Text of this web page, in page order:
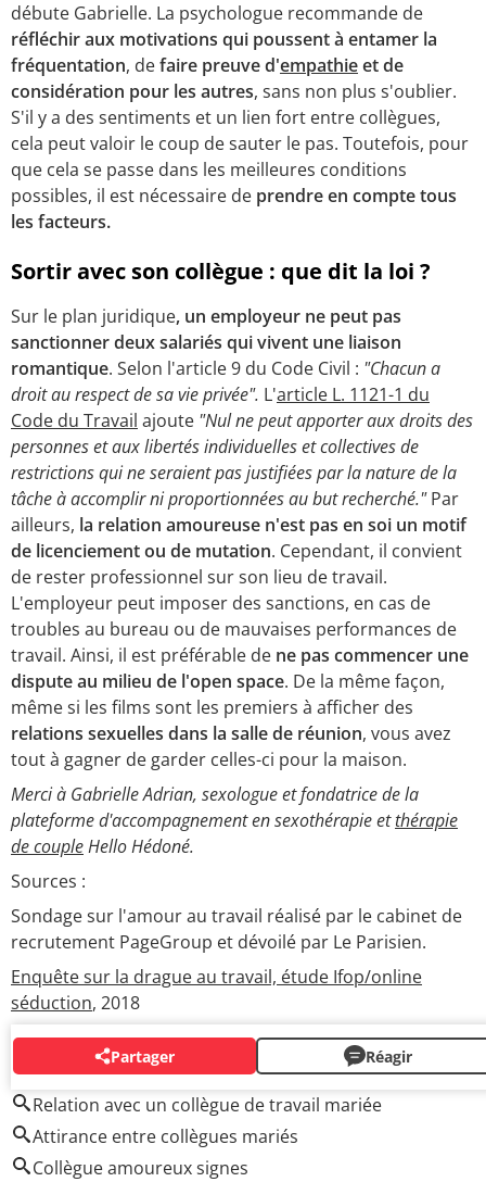
débute Gabrielle. La psychologue recommande de
réfléchir aux motivations qui poussent à entamer la
fréquentation, defaire preuve d'empathieet de
considération pour les autres, sans non plus s'oublier.
S'il y a des sentiments et un lien fort entre collègues,
cela peut valoir le coup de sauter le pas. Toutefois, pour
que cela se passe dans les meilleures conditions
possibles, il est nécessaire de prendre en compte tous
les facteurs.
Sortir avec son collègue : que dit la loi ?
Sur le plan juridique, un employeur ne peut pas
sanctionner deux salariés qui vivent une liaison
romantique. Selon l'article 9 du Code Civil : "Chacun a
droit au respect de sa vie privée". L'article L. 1121-1 du
Code du Travail ajoute "Nul ne peut apporter aux droits des
personnes et aux libertés individuelles et collectives de
restrictions qui ne seraient pas justifiées par la nature de la
tâche à accomplir ni proportionnées au but recherché."Par
ailleurs, la relation amoureuse n'est pas en soi un motif
de licenciement ou de mutation. Cependant, il convient
de rester professionnel sur son lieu de travail.
L'employeur peut imposer des sanctions, en cas de
troubles au bureau ou de mauvaises performances de
travail. Ainsi, il est préférable de ne pas commencer une
dispute au milieu de l'open space. De la même façon,
même si les films sont les premiers à afficher des
relations sexuelles dans la salle de réunion, vous avez
tout à gagner de garder celles-ci pour la maison.
Merci à Gabrielle Adrian, sexologue et fondatrice de la
plateforme d'accompagnement en sexothérapie etthérapie
de coupleHello Hédoné.
Sources :
Sondage sur l'amour au travail réalisé par le cabinet de
recrutement PageGroup et dévoilé par Le Parisien.
Enquête sur la drague au travail, étude Ifop/online
séduction, 2018
Partager Réagir
AUTOUR DU MÊME SUJET
Relation avec un collègue de travail mariée
Attirance entre collègues mariés
Collègue amoureux signes